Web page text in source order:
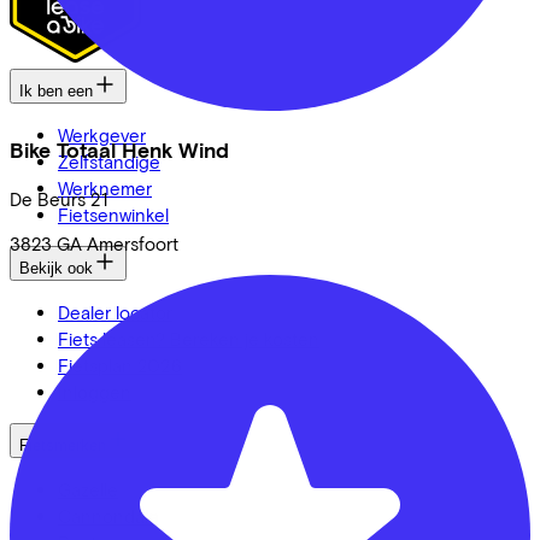
Bike Totaal Henk Wind
De Beurs 21
3823 GA Amersfoort
Ik ben een
Werkgever
Zelfstandige
Werknemer
Fietsenwinkel
Bekijk ook
Dealer locator
Fiets leasen? Bereken je kosten
Fietsplan 2026
Inloggen
Fietsmerken
Cannondale